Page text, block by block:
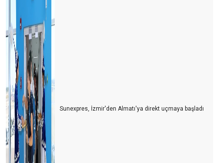
Memur ve Emekli Antalya'dan kaçıyor
Turist olarak değil yerleşmeye geliyorlar
Turizmci desteğe muhtaç
Dünya Antalyayı izledi
Savaş mı? Turizm mi?
Fuarları özlemişiz
Personel turizm sektöründen kaçıyor
Turist ne yapsın?
Bu yıl oteller yabancı turiste kalacak gibi...
Sunexpres, İzmir'den Almatı'ya direkt uçmaya başladı